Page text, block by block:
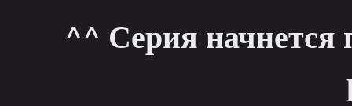
^^ Серия начнется